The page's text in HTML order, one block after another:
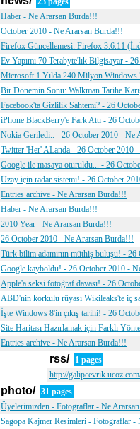
Haber - Ne Ararsan Burda!!!
October 2010 - Ne Ararsan Burda!!!
Firefox Güncellemesi: Firefox 3.6.11
Ev Yapımı 70 Terabyte'lık Bilgisayar -
Microsoft 1 Yılda 240 Milyon Windows
Bir Dönemin Sonu: Walkman Tarihe
Facebook'ta Gizlilik Sahtemi? - 26
iPhone BlackBerry'e Fark Attı - 26
Nokia Geriledi.. - 26 October 2010 - Ne
Twitter 'Her' ALanda - 26 October 2010
Google ile masaya oturuldu... - 26
Uzay için radar sistemi! - 26 October
Entries archive - Ne Ararsan Burda!!!
Haber - Ne Ararsan Burda!!!
2010 Year - Ne Ararsan Burda!!!
26 October 2010 - Ne Ararsan Burda!!!
Türk bilim adamının müthiş buluşu! -
Google kayboldu! - 26 October 2010 -
Apple'a seksi fotoğraf davası! - 26
ABD'nin korkulu rüyası Wikileaks'te iç
İşte Windows 8'in çıkış tarihi! - 26
Site Haritası Hazırlamak için Farklı
Entries archive - Ne Ararsan Burda!!!
rss/ 1 pages
http://
photo/ 31 pages
Üyelerimizden - Fotograflar - Ne
Sagopa Kajmer Resimleri - Fotograflar -